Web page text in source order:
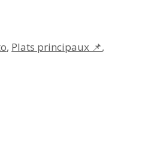
, Plats principaux 📌,